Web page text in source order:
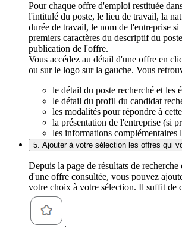
Pour chaque offre d'emploi restituée
l'intitulé du poste, le lieu de travail, la
durée de travail, le nom de l'entreprise si
premiers caractères du descriptif du
publication de l'offre.
Vous accédez au détail d'une offre en
ou sur le logo sur la gauche. Vous
le détail du poste recherché et les
le détail du profil du candidat
les modalités pour répondre à
la présentation de l'entreprise (si
les informations complémentaires
5. Ajouter à votre sélection les offres qui
Depuis la page de résultats de
d'une offre consultée, vous pouvez
votre choix à votre sélection. Il suffit de
.